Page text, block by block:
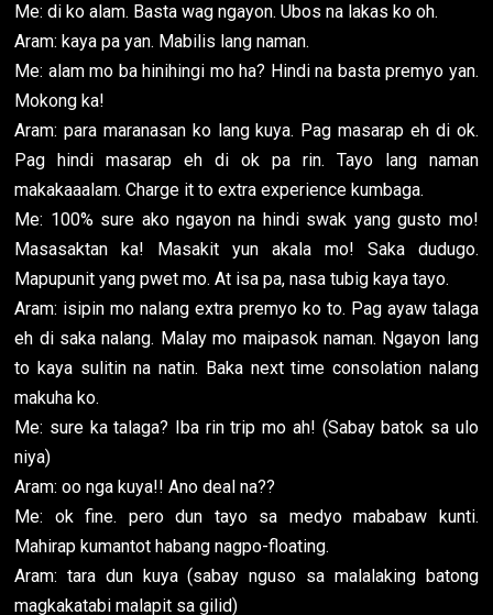
Me: di ko alam. Basta wag ngayon. Ubos na lakas ko oh.
Aram: kaya pa yan. Mabilis lang naman.
Me: alam mo ba hinihingi mo ha? Hindi na basta premyo yan.
Mokong ka!
Aram: para maranasan ko lang kuya. Pag masarap eh di ok.
Pag hindi masarap eh di ok pa rin. Tayo lang naman
makakaaalam. Charge it to extra experience kumbaga.
Me: 100% sure ako ngayon na hindi swak yang gusto mo!
Masasaktan ka! Masakit yun akala mo! Saka dudugo.
Mapupunit yang pwet mo. At isa pa, nasa tubig kaya tayo.
Aram: isipin mo nalang extra premyo ko to. Pag ayaw talaga
eh di saka nalang. Malay mo maipasok naman. Ngayon lang
to kaya sulitin na natin. Baka next time consolation nalang
makuha ko.
Me: sure ka talaga? Iba rin trip mo ah! (Sabay batok sa ulo
niya)
Aram: oo nga kuya!! Ano deal na??
Me: ok fine. pero dun tayo sa medyo mababaw kunti.
Mahirap kumantot habang nagpo-floating.
Aram: tara dun kuya (sabay nguso sa malalaking batong
magkakatabi malapit sa gilid)